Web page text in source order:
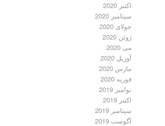
اکتبر 2020
سپتامبر 2020
جولای 2020
ژوئن 2020
می 2020
آوریل 2020
مارس 2020
فوریه 2020
نوامبر 2019
اکتبر 2019
سپتامبر 2019
آگوست 2019